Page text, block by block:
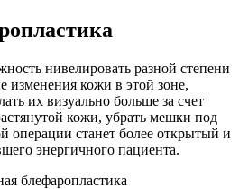
нивелировать разной степени
изменения кожи в этой зоне,
их визуально больше за счет
кожи, убрать мешки под
операции станет более открытый и
энергичного пациента.